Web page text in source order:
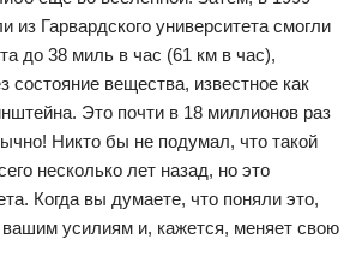
из Гарвардского университета смогли
до 38 миль в час (61 км в час),
состояние вещества, известное как
Это почти в 18 миллионов раз
Никто бы не подумал, что такой
несколько лет назад, но это
Когда вы думаете, что поняли это,
усилиям и, кажется, меняет свою